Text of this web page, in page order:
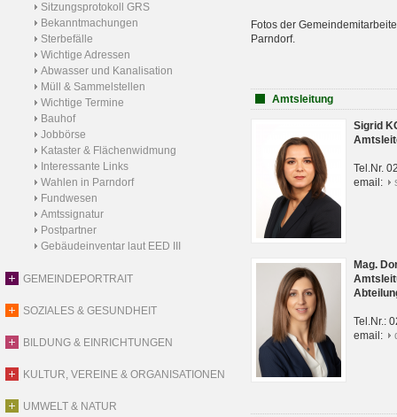
Sitzungsprotokoll GRS
Bekanntmachungen
Sterbefälle
Wichtige Adressen
Abwasser und Kanalisation
Müll & Sammelstellen
Wichtige Termine
Bauhof
Jobbörse
Kataster & Flächenwidmung
Interessante Links
Wahlen in Parndorf
Fundwesen
Amtssignatur
Postpartner
Gebäudeinventar laut EED III
GEMEINDEPORTRAIT
SOZIALES & GESUNDHEIT
BILDUNG & EINRICHTUNGEN
KULTUR, VEREINE & ORGANISATIONEN
UMWELT & NATUR
Fotos der
Parndorf.
Amtsleitung
Sigrid
Tel.Nr.
email:
Mag.
Tel.Nr.:
email: